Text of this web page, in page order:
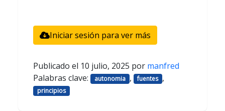
Iniciar sesión para ver más
Publicado el 10 julio, 2025 por manfred
Palabras clave:
autonomia , fuentes ,
principios